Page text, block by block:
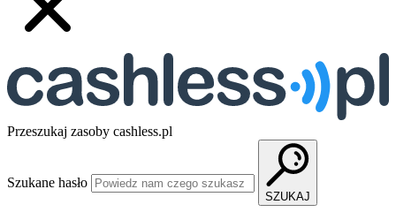
Przeszukaj zasoby cashless.pl
Szukane hasło
SZUKAJ